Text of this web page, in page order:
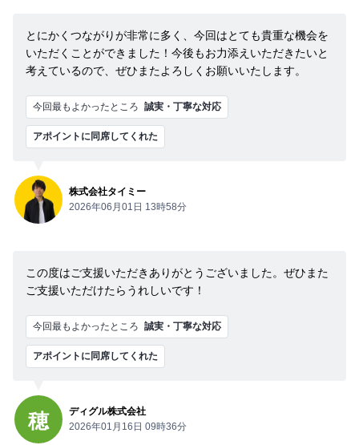
とにかくつながりが非常に多く、今回はとても貴重な機会を
いただくことができました！今後もお力添えいただきたいと
考えているので、ぜひまたよろしくお願いいたします。
今回最もよかったところ 誠実・丁寧な対応
アポイントに同席してくれた
株式会社タイミー
2026年06月01日 13時58分
この度はご支援いただきありがとうございました。ぜひまた
ご支援いただけたらうれしいです！
今回最もよかったところ 誠実・丁寧な対応
アポイントに同席してくれた
穂
ディグル株式会社
2026年01月16日 09時36分